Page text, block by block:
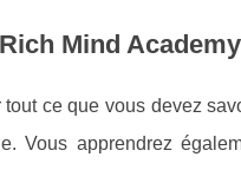
Mind
ce que vous devez
Vous apprendrez